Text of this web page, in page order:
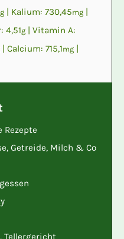
Kalium: 730,45mg
4,51g
Vitamin A:
Calcium: 715,1mg
Rezepte
, Getreide, Milch & Co